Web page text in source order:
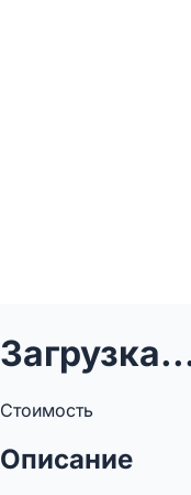
Стоимость
Описание